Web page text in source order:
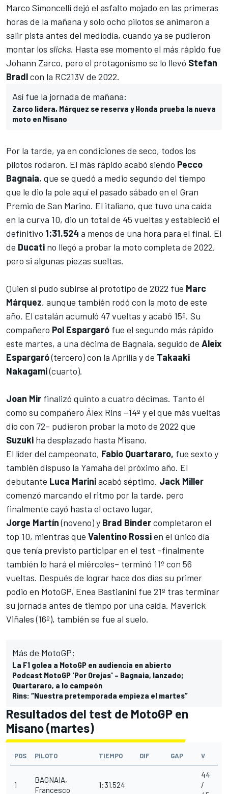
Marco Simoncelli dejó el asfalto mojado en las primeras
horas de la mañana y solo ocho pilotos se animaron a
salir pista antes del mediodía, cuando ya se pudieron
montar los slicks. Hasta ese momento el más rápido fue
Johann Zarco, pero el protagonismo se lo llevó Stefan
Bradlcon la RC213V de 2022.
Así fue la jornada de mañana:
Zarco lidera, Márquez se reserva y Honda prueba la nueva
moto en Misano
Por la tarde, ya en condiciones de seco, todos los
pilotos rodaron. El más rápido acabó siendo Pecco
Bagnaia, que se quedó a medio segundo del tiempo
que le dio la pole aquí el pasado sábado en el Gran
Premio de San Marino. El italiano, que tuvo una caída
en la curva 10, dio un total de 45 vueltas y estableció el
definitivo 1:31.524 a menos de una hora para el final. El
de Ducati no llegó a probar la moto completa de 2022,
pero si algunas piezas sueltas.
Quien sí pudo subirse al prototipo de 2022 fue Marc
Márquez, aunque también rodó con la moto de este
año. El catalán acumuló 47 vueltas y acabó 15º. Su
compañero Pol Espargaró fue el segundo más rápido
este martes, a una décima de Bagnaia, seguido de Aleix
Espargaró(tercero) con la Aprilia y de Takaaki
Nakagami(cuarto).
Joan Mir finalizó quinto a cuatro décimas. Tanto él
como su compañero Álex Rins –14º y el que más vueltas
dio con 72– pudieron probar la moto de 2022 que
Suzuki ha desplazado hasta Misano.
El líder del campeonato, Fabio Quartararo, fue sexto y
también dispuso la Yamaha del próximo año. El
debutante Luca Mariniacabó séptimo. Jack Miller
comenzó marcando el ritmo por la tarde, pero
finalmente cayó hasta el octavo lugar,
Jorge Martín(noveno) y Brad Bindercompletaron el
top 10, mientras que Valentino Rossien el único día
que tenía previsto participar en el test –finalmente
también lo hará el miércoles– terminó 11º con 56
vueltas. Después de lograr hace dos días su primer
podio en MotoGP, Enea Bastianini fue 21º tras terminar
su jornada antes de tiempo por una caída. Maverick
Viñales (16º), también se fue al suelo.
Más de MotoGP:
La F1 golea a MotoGP en audiencia en abierto
Podcast MotoGP 'Por Orejas' – Bagnaia, lanzado;
Quartararo, a lo campeón
Rins: “Nuestra pretemporada empieza el martes”
Resultados del test de MotoGP en
Misano (martes)
POS PILOTO TIEMPO DIF GAP V
1
BAGNAIA,
Francesco
1:31.524
44
/